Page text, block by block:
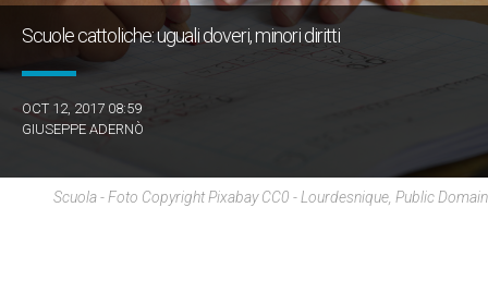
Scuole cattoliche: uguali doveri, minori diritti
OCT 12, 2017 08:59
GIUSEPPE ADERNÒ
Scuola - Foto Copyright Pixabay CC0 - Lourdesnique, Public Domain